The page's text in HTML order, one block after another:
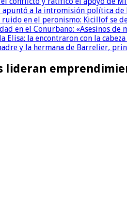
a la intromisión política de
en el peronismo: Kicillof se
en el Conurbano: «Asesinos de
la encontraron con la
y la hermana de Barrelier,
lideran